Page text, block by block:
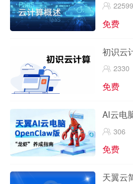
免费
初识云
2330
免费
AI云电
实战306
免费
天翼云